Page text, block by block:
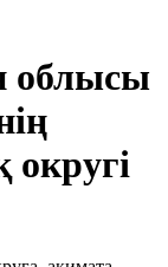
облысы